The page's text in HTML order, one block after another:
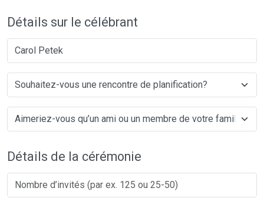
Détails sur le célébrant
Carol Petek
Détails de la cérémonie